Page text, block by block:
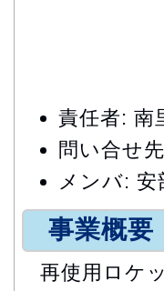
責任者: 南
問い合せ
メンバ:
事業概要
再使用ロケ